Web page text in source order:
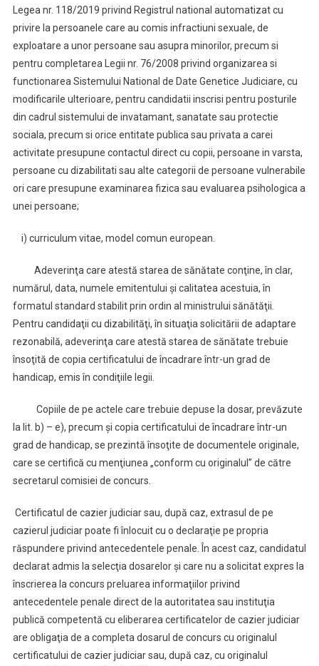
Legea nr. 118/2019 privind Registrul national automatizat cu
privire la persoanele care au comis infractiuni sexuale, de
exploatare a unor persoane sau asupra minorilor, precum si
pentru completarea Legii nr. 76/2008 privind organizarea si
functionarea Sistemului National de Date Genetice Judiciare, cu
modificarile ulterioare, pentru candidatii inscrisi pentru posturile
din cadrul sistemului de invatamant, sanatate sau protectie
sociala, precum si orice entitate publica sau privata a carei
activitate presupune contactul direct cu copii, persoane in varsta,
persoane cu dizabilitati sau alte categorii de persoane vulnerabile
ori care presupune examinarea fizica sau evaluarea psihologica a
unei persoane;
i) curriculum vitae, model comun european.
Adeverinţa care atestă starea de sănătate conţine, în clar,
numărul, data, numele emitentului şi calitatea acestuia, în
formatul standard stabilit prin ordin al ministrului sănătăţii.
Pentru candidaţii cu dizabilităţi, în situaţia solicitării de adaptare
rezonabilă, adeverinţa care atestă starea de sănătate trebuie
însoţită de copia certificatului de încadrare într-un grad de
handicap, emis în condiţiile legii.
Copiile de pe actele care trebuie depuse la dosar, prevăzute
la lit. b) – e), precum şi copia certificatului de încadrare într-un
grad de handicap, se prezintă însoţite de documentele originale,
care se certifică cu menţiunea „conform cu originalul” de către
secretarul comisiei de concurs.
Certificatul de cazier judiciar sau, după caz, extrasul de pe
cazierul judiciar poate fi înlocuit cu o declaraţie pe propria
răspundere privind antecedentele penale. În acest caz, candidatul
declarat admis la selecţia dosarelor şi care nu a solicitat expres la
înscrierea la concurs preluarea informaţiilor privind
antecedentele penale direct de la autoritatea sau instituţia
publică competentă cu eliberarea certificatelor de cazier judiciar
are obligaţia de a completa dosarul de concurs cu originalul
certificatului de cazier judiciar sau, după caz, cu originalul